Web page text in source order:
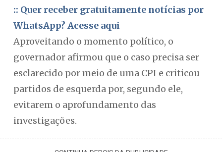
:: Quer receber gratuitamente notícias por
WhatsApp? Acesse aqui
Aproveitando o momento político, o
governador afirmou que o caso precisa ser
esclarecido por meio de uma CPI e criticou
partidos de esquerda por, segundo ele,
evitarem o aprofundamento das
investigações.